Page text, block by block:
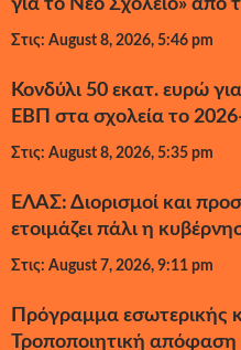
για το Νέο Σχολείο»
Στις: August 8, 2026, 5:46 pm
Κονδύλι 50 εκατ. ευρώ
ΕΒΠ στα σχολεία το
Στις: August 8, 2026, 5:35 pm
ΕΛΑΣ: Διορισμοί και
ετοιμάζει πάλι η
Στις: August 7, 2026, 9:11 pm
Πρόγραμμα εσωτερικής
Τροποποιητική απόφαση